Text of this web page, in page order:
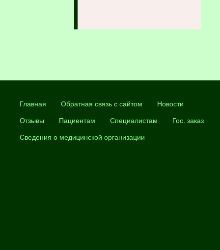
Главная Обратная связь с сайтом
Новости
Отзывы
Пациентам Специалистам
Гос. заказ
Сведения о медицинской организации